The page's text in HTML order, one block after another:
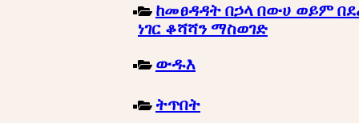
ከመፀዳዳት በኃላ በውሀ ወይም
ነገር ቆሻሻን ማስወገድ
ውዱእ
ትጥበት